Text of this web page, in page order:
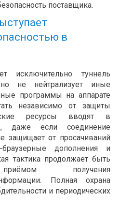
поставщика.
в
исключительно туннель
не нейтрализует иные
программы на аппарате
независимо от защиты
ресурсы вводят в
даже если соединение
защищает от просачиваний
дополнения и
тактика продолжает быть
получения
Полная охрана
и периодических